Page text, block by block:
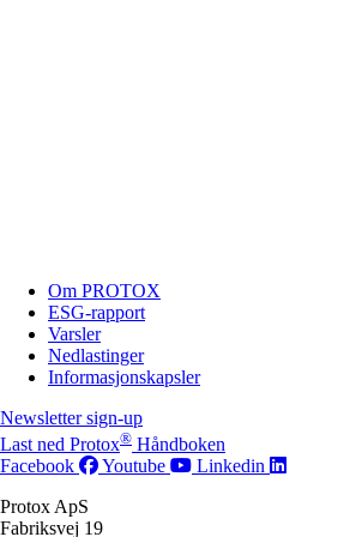
Om PROTOX
ESG-rapport
Varsler
Nedlastinger
Informasjonskapsler
Newsletter sign-up
Last ned Protox® Håndboken
Facebook
Youtube
Linkedin
Protox ApS
Fabriksvej 19